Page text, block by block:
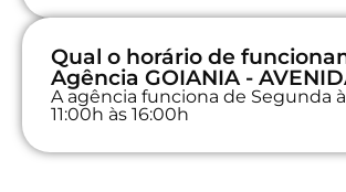
Qual o horário de
Agência GOIANIA -
A agência funciona de Segunda
11:00h às 16:00h